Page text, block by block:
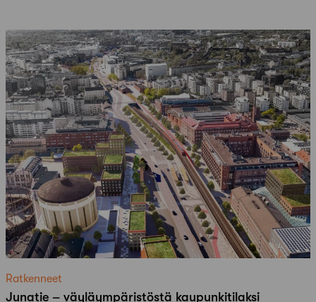
Ratkenneet
Junatie – väyläympäristöstä kaupunkitilaksi